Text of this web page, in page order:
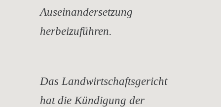
Auseinandersetzung
herbeizuführen.
Das Landwirtschaftsgericht
hat die Kündigung der